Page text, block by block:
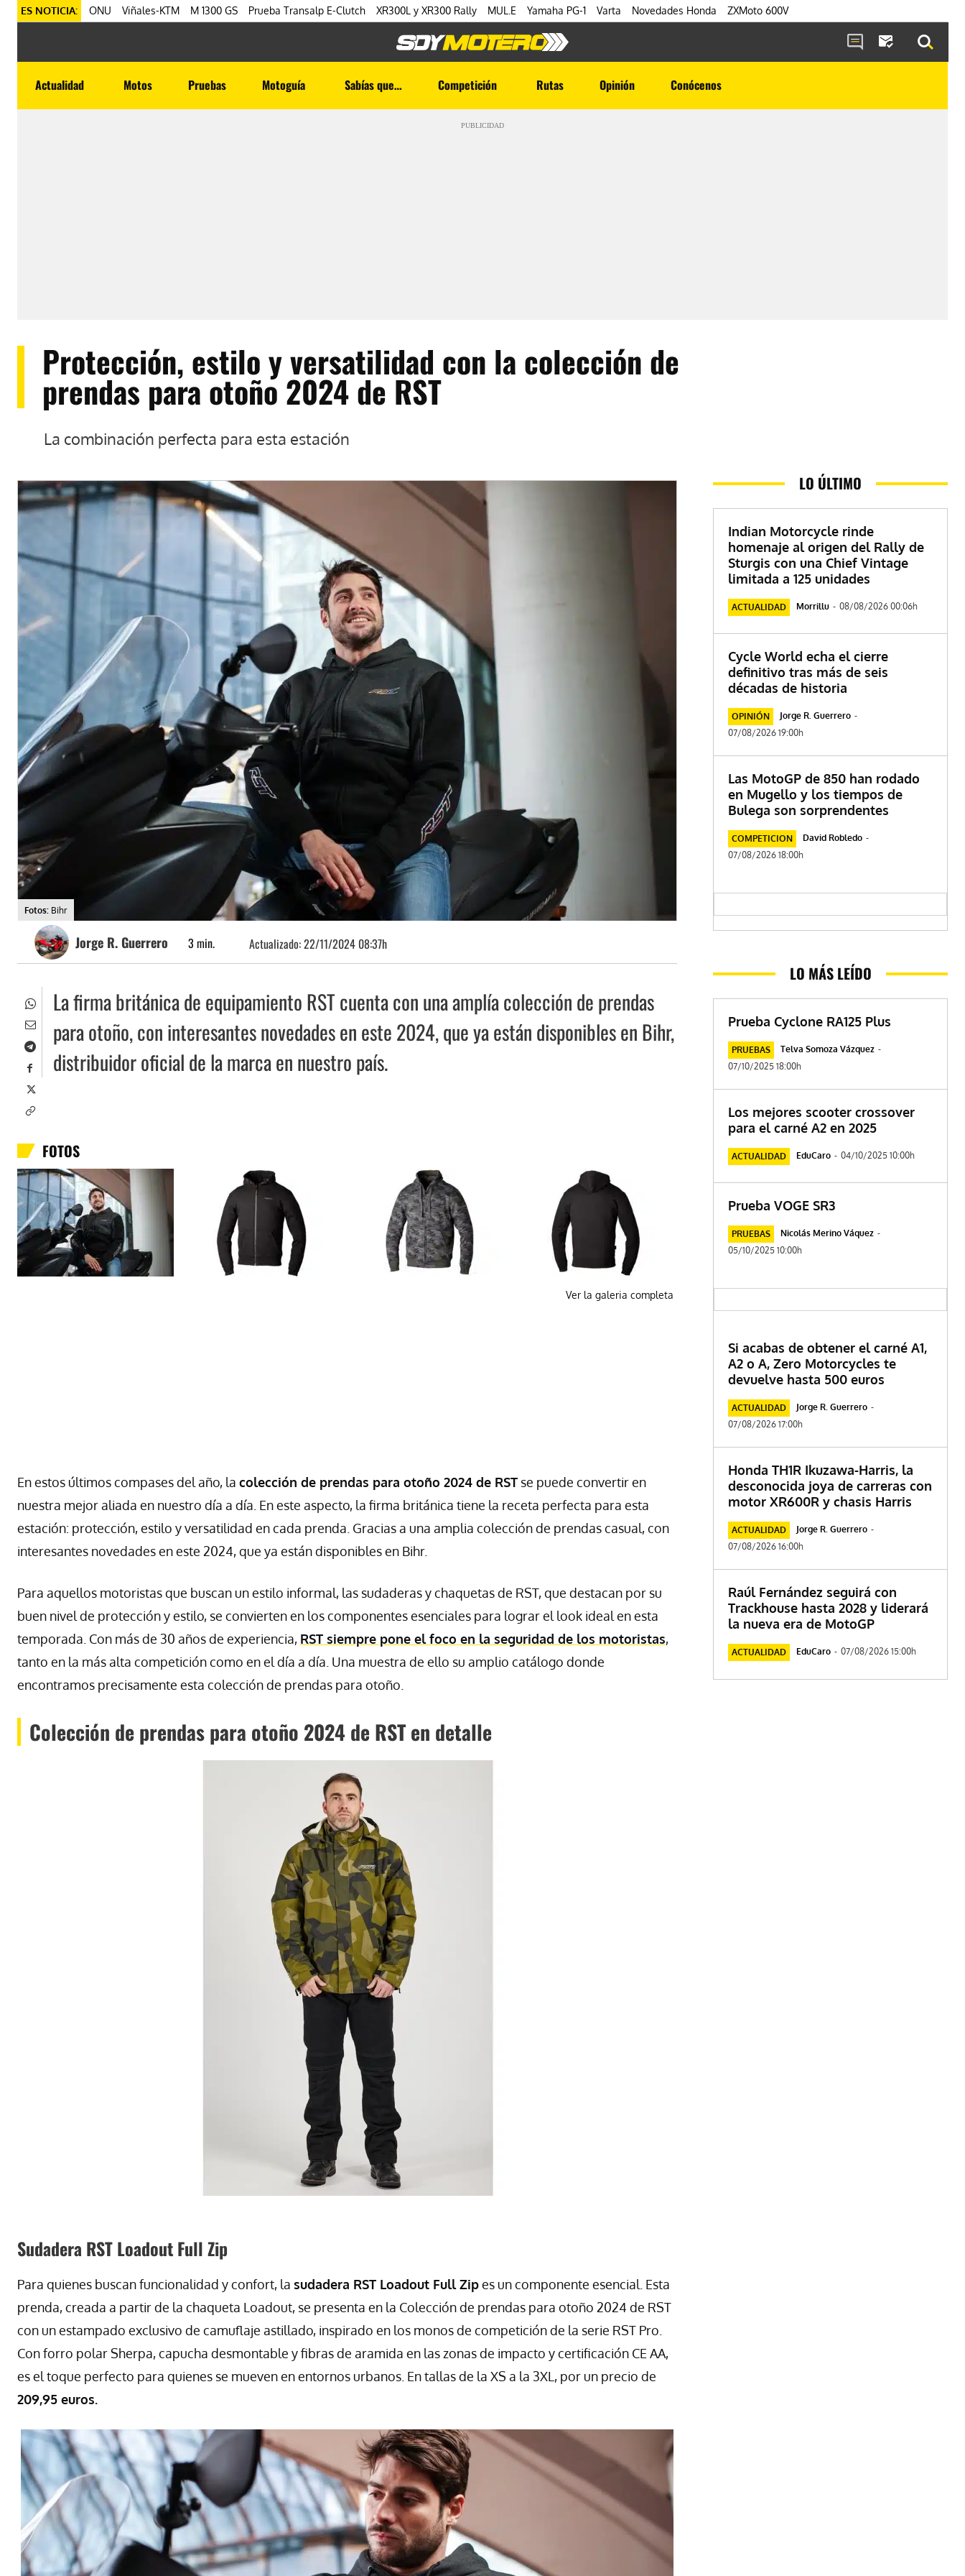
ES NOTICIA: ONU Viñales-KTM M 1300 GS Prueba Transalp E-Clutch XR300L y XR300 Rally MUL.E Yamaha PG-1 Varta Novedades Honda ZXMoto 600V
Actualidad Motos Pruebas Motoguía Sabías que… Competición Rutas Opinión Conócenos
PUBLICIDAD
Protección, estilo y versatilidad con la colección de
prendas para otoño 2024 de RST
La combinación perfecta para esta estación
Fotos: Bihr
Jorge R. Guerrero 3 min. Actualizado:22/11/2024 08:37h
La firma británica de equipamiento RST cuenta con una amplía colección de prendas
para otoño, con interesantes novedades en este 2024, que ya están disponibles en Bihr,
distribuidor oficial de la marca en nuestro país.
FOTOS
Ver la galeria completa
En estos últimos compases del año, la colección de prendas para otoño 2024 de RST se puede convertir en
nuestra mejor aliada en nuestro día a día. En este aspecto, la firma británica tiene la receta perfecta para esta
estación: protección, estilo y versatilidad en cada prenda. Gracias a una amplia colección de prendas casual, con
interesantes novedades en este 2024, que ya están disponibles en Bihr.
Para aquellos motoristas que buscan un estilo informal, las sudaderas y chaquetas de RST, que destacan por su
buen nivel de protección y estilo, se convierten en los componentes esenciales para lograr el look ideal en esta
temporada. Con más de 30 años de experiencia, RST siempre pone el foco en la seguridad de los motoristas,
tanto en la más alta competición como en el día a día. Una muestra de ello su amplio catálogo donde
encontramos precisamente esta colección de prendas para otoño.
Colección de prendas para otoño 2024 de RST en detalle
Sudadera RST Loadout Full Zip
Para quienes buscan funcionalidad y confort, la sudadera RST Loadout Full Zipes un componente esencial. Esta
prenda, creada a partir de la chaqueta Loadout, se presenta en la Colección de prendas para otoño 2024 de RST
con un estampado exclusivo de camuflaje astillado, inspirado en los monos de competición de la serie RST Pro.
Con forro polar Sherpa, capucha desmontable y fibras de aramida en las zonas de impacto y certificación CE AA,
es el toque perfecto para quienes se mueven en entornos urbanos. En tallas de la XS a la 3XL, por un precio de
209,95 euros.
LO ÚLTIMO
Indian Motorcycle rinde
homenaje al origen del Rally de
Sturgis con una Chief Vintage
limitada a 125 unidades
ACTUALIDAD Morrillu - 08/08/2026 00:06h
Cycle World echa el cierre
definitivo tras más de seis
décadas de historia
OPINIÓN Jorge R. Guerrero -
07/08/2026 19:00h
Las MotoGP de 850 han rodado
en Mugello y los tiempos de
Bulega son sorprendentes
COMPETICION David Robledo -
07/08/2026 18:00h
LO MÁS LEÍDO
Prueba Cyclone RA125 Plus
PRUEBAS Telva Somoza Vázquez -
07/10/2025 18:00h
Los mejores scooter crossover
para el carné A2 en 2025
ACTUALIDAD EduCaro - 04/10/2025 10:00h
Prueba VOGE SR3
PRUEBAS Nicolás Merino Váquez -
05/10/2025 10:00h
Si acabas de obtener el carné A1,
A2 o A, Zero Motorcycles te
devuelve hasta 500 euros
ACTUALIDAD Jorge R. Guerrero -
07/08/2026 17:00h
Honda TH1R Ikuzawa-Harris, la
desconocida joya de carreras con
motor XR600R y chasis Harris
ACTUALIDAD Jorge R. Guerrero -
07/08/2026 16:00h
Raúl Fernández seguirá con
Trackhouse hasta 2028 y liderará
la nueva era de MotoGP
ACTUALIDAD EduCaro - 07/08/2026 15:00h